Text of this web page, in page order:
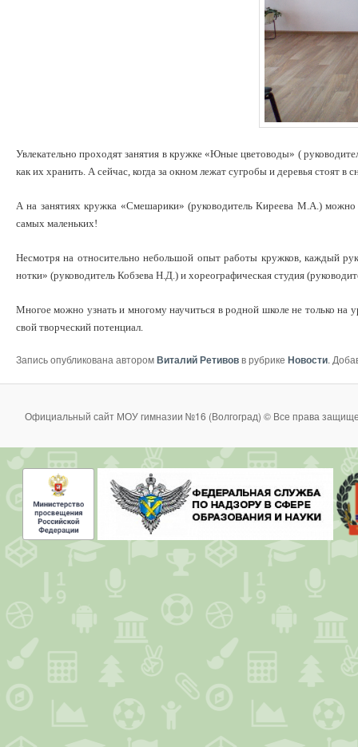
Увлекательно проходят занятия в кружке «Юные цветоводы» (
как их хранить. А сейчас, когда за окном лежат сугробы и деревья стоят
А на занятиях кружка «Смешарики» (руководитель Киреева М.А.) можно
самых маленьких!
Несмотря на относительно небольшой опыт работы кружков, каждый
нотки» (руководитель Кобзева Н.Д.) и хореографическая студия
Многое можно узнать и многому научиться в родной школе не только на
свой творческий потенциал.
Запись опубликована авторомВиталий Ретивовв рубрике Новости.
Официальный сайт МОУ гимназии №16 (Волгоград) © Все права